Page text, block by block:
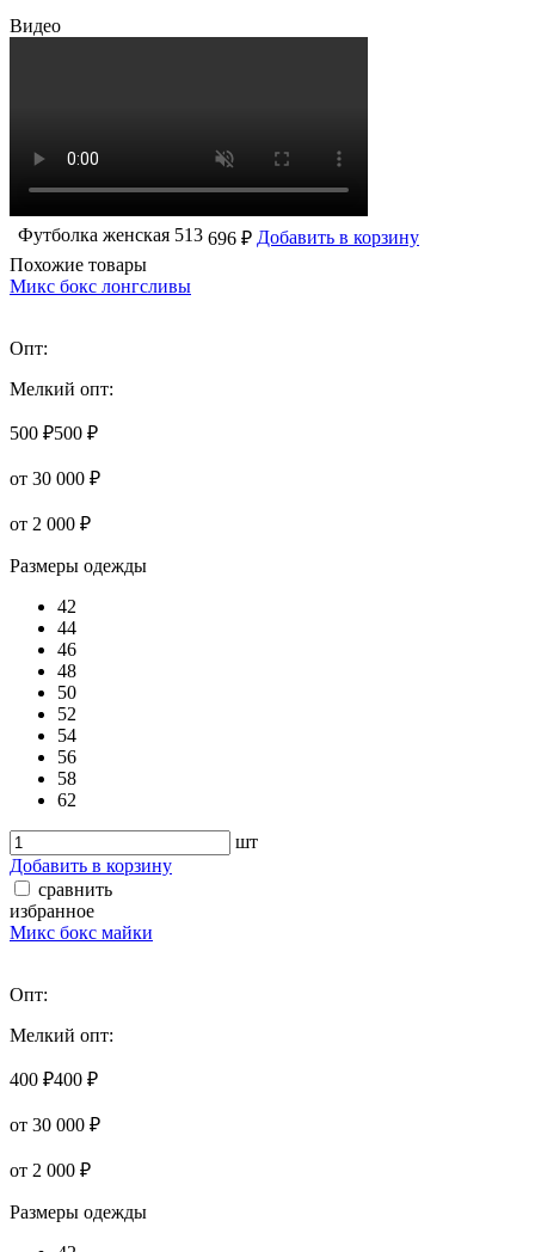
Видео
Футболка женская 513 696 ₽ Добавить в корзину
Похожие товары
Микс бокс лонгсливы
Опт:
Мелкий опт:
500 ₽500 ₽
от 30 000 ₽
от 2 000 ₽
Размеры одежды
42
44
46
48
50
52
54
56
58
62
шт
Добавить в корзину
сравнить
избранное
Микс бокс майки
Опт:
Мелкий опт:
400 ₽400 ₽
от 30 000 ₽
от 2 000 ₽
Размеры одежды